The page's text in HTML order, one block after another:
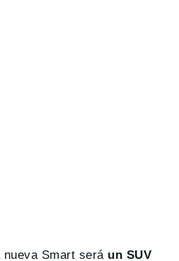
Smart será un SUV